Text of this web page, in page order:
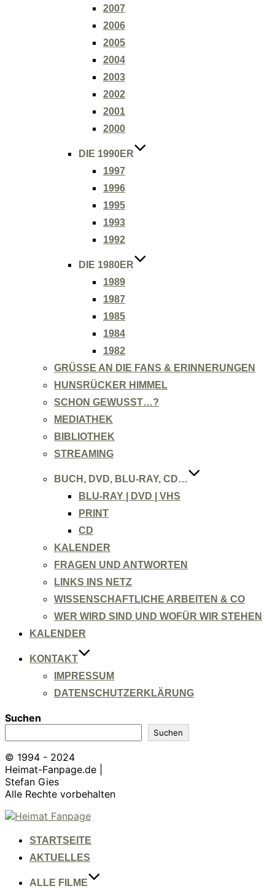
2007
2006
2005
2004
2003
2002
2001
2000
DIE 1990ER
1997
1996
1995
1993
1992
DIE 1980ER
1989
1987
1985
1984
1982
GRÜSSE AN DIE FANS & ERINNERUNGEN
HUNSRÜCKER HIMMEL
SCHON GEWUSST…?
MEDIATHEK
BIBLIOTHEK
STREAMING
BUCH, DVD, BLU-RAY, CD…
BLU-RAY | DVD | VHS
PRINT
CD
KALENDER
FRAGEN UND ANTWORTEN
LINKS INS NETZ
WISSENSCHAFTLICHE ARBEITEN & CO
WER WIRD SIND UND WOFÜR WIR STEHEN
KALENDER
KONTAKT
IMPRESSUM
DATENSCHUTZERKLÄRUNG
Suchen
Suchen
© 1994 - 2024
Heimat-Fanpage.de |
Stefan Gies
Alle Rechte vorbehalten
Zum
springenSTARTSEITE
AKTUELLES
ALLE FILME